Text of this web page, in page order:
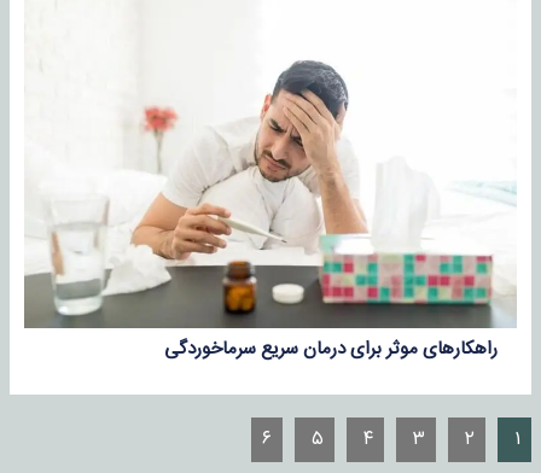
راهکارهای موثر برای درمان سریع سرماخوردگی
۱ ۲ ۳ ۴ ۵ ۶